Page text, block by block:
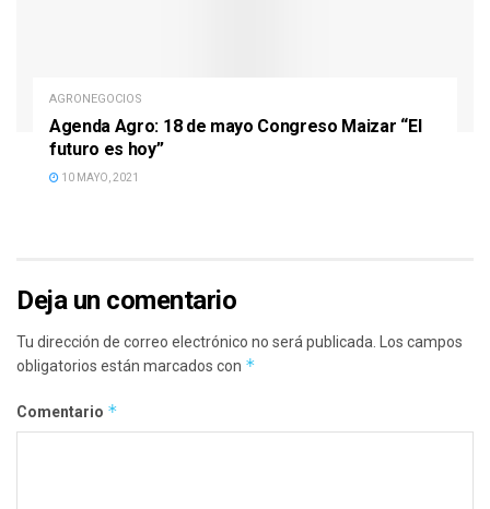
AGRONEGOCIOS
Agenda Agro: 18 de mayo Congreso Maizar “El
futuro es hoy”
10 MAYO, 2021
Deja un comentario
Tu dirección de correo electrónico no será publicada.
Los campos
obligatorios están marcados con *
Comentario *